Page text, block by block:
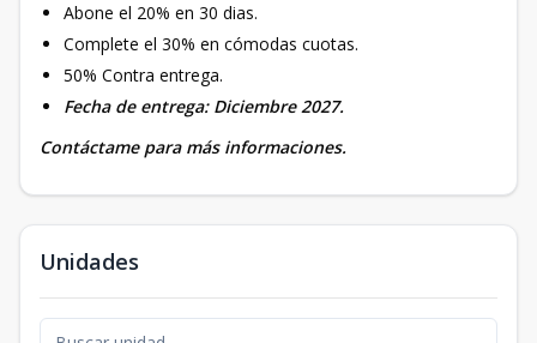
Abone el 20% en 30 dias.
Complete el 30% en cómodas cuotas.
50% Contra entrega.
Fecha de entrega: Diciembre 2027.
Contáctame para más informaciones.
Unidades